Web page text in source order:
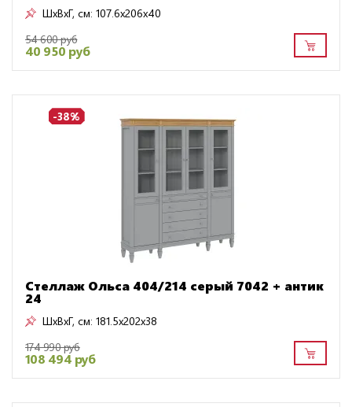
ШxВxГ, см: 107.6x206x40
54 600 руб
40 950 руб
-38%
Стеллаж Ольса 404/214 серый 7042 + антик
24
ШxВxГ, см: 181.5x202x38
174 990 руб
108 494 руб